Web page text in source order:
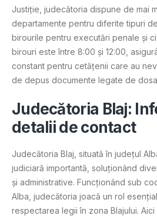
Justiție, judecătoria dispune de mai
departamente pentru diferite tipuri
birourile pentru executări penale și
birouri este între 8:00 și 12:00,
constant pentru cetățenii care au
de depus documente legate de
Judecătoria Blaj:
detalii de contact
Judecătoria Blaj, situată în județul
judiciară importantă, soluționând
și administrative. Funcționând sub
Alba, judecătoria joacă un rol
respectarea legii în zona Blajului.